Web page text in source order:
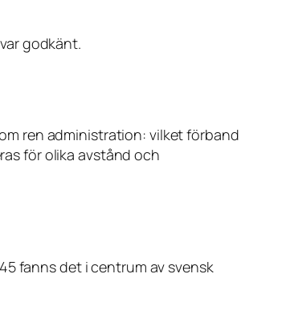
godkänt.
ren administration: vilket förband
för olika avstånd och
fanns det i centrum av svensk